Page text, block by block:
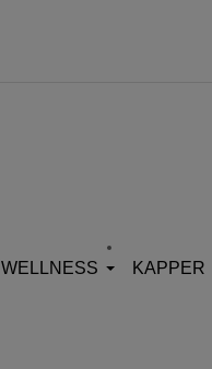
WELLNESS KAPPER